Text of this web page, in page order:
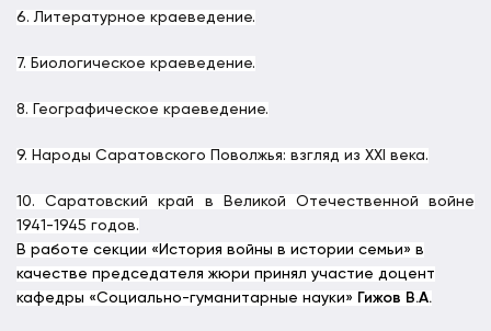
6. Литературное краеведение.
7. Биологическое краеведение.
8. Географическое краеведение.
9. Народы Саратовского Поволжья: взгляд из XXI века.
10. Саратовский край в Великой Отечественной войне
1941-1945 годов.
В работе секции «История войны в истории семьи» в
качестве председателя жюри принял участие доцент
кафедры «Социально-гуманитарные науки» Гижов В.А.